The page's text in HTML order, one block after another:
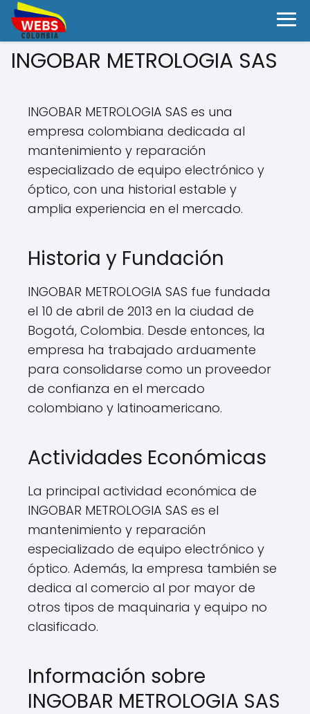
INGOBAR METROLOGIA SAS
INGOBAR METROLOGIA SAS es una
empresa colombiana dedicada al
mantenimiento y reparación
especializado de equipo electrónico y
óptico, con una historial estable y
amplia experiencia en el mercado.
Historia y Fundación
INGOBAR METROLOGIA SAS fue fundada
el 10 de abril de 2013 en la ciudad de
Bogotá, Colombia. Desde entonces, la
empresa ha trabajado arduamente
para consolidarse como un proveedor
de confianza en el mercado
colombiano y latinoamericano.
Actividades Económicas
La principal actividad económica de
INGOBAR METROLOGIA SAS es el
mantenimiento y reparación
especializado de equipo electrónico y
óptico. Además, la empresa también se
dedica al comercio al por mayor de
otros tipos de maquinaria y equipo no
clasificado.
Información sobre
INGOBAR METROLOGIA SAS